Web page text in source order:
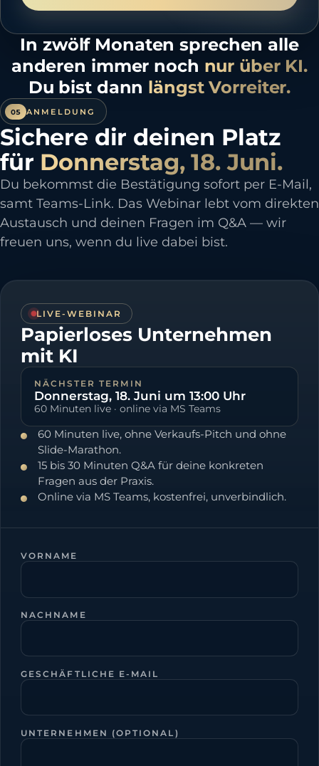
In zwölf Monaten sprechen alle
anderen immer noch nur über KI.
Du bist dann längst Vorreiter.
05 ANMELDUNG
Sichere dir deinen Platz
für Donnerstag, 18. Juni.
Du bekommst die Bestätigung sofort per E-Mail,
samt Teams-Link. Das Webinar lebt vom direkten
Austausch und deinen Fragen im Q&A — wir
freuen uns, wenn du live dabei bist.
LIVE-WEBINAR
Papierloses Unternehmen
mit KI
NÄCHSTER TERMIN
Donnerstag, 18. Juni um 13:00 Uhr
60Minuten live · online via MS Teams
60 Minuten live, ohne Verkaufs-Pitch und ohne
Slide-Marathon.
15 bis 30 Minuten Q&A für deine konkreten
Fragen aus der Praxis.
Online via MS Teams, kostenfrei, unverbindlich.
VORNAME
NACHNAME
GESCHÄFTLICHE E-MAIL
UNTERNEHMEN (OPTIONAL)